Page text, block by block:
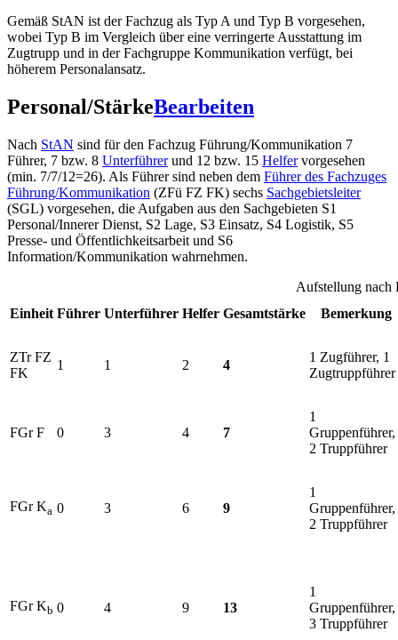
Gemäß StAN ist der Fachzug als Typ A und Typ B vorgesehen,
wobei Typ B im Vergleich über eine verringerte Ausstattung im
Zugtrupp und in der Fachgruppe Kommunikation verfügt, bei
höherem Personalansatz.
Personal/StärkeBearbeiten
Nach StAN sind für den Fachzug Führung/Kommunikation 7
Führer, 7 bzw. 8 Unterführerund 12 bzw. 15 Helfervorgesehen
(min. 7/7/12=26). Als Führer sind neben dem Führer des Fachzuges
Führung/Kommunikation (ZFü FZ FK) sechs Sachgebietsleiter
(SGL) vorgesehen, die Aufgaben aus den Sachgebieten S1
Personal/Innerer Dienst, S2 Lage, S3 Einsatz, S4 Logistik, S5
Presse- und Öffentlichkeitsarbeit und S6
Information/Kommunikation wahrnehmen.
Aufstellung nach
Einheit Führer Unterführer Helfer Gesamtstärke Bemerkung
ZTr FZ
FK
1 1 2 4
1 Zugführer, 1
Zugtruppführer
FGr F 0 3 4 7
1
Gruppenführer,
2 Truppführer
FGr Ka 0 3 6 9
1
Gruppenführer,
2 Truppführer
FGr Kb 0 4 9 13
1
Gruppenführer,
3 Truppführer